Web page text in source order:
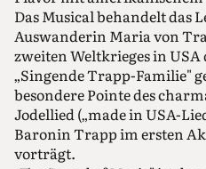
Das Musical behandelt das
Auswanderin Maria von
zweiten Weltkrieges in
„Singende Trapp-Familie"
besondere Pointe des
Jodellied („made in USA-
Baronin Trapp im ersten
vorträgt.